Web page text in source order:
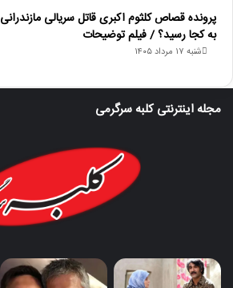
پرونده قصاص کلثوم اکبری قاتل سریالی مازندرانی
به کجا رسید؟ / فیلم توضیحات
شنبه ۱۷ مرداد ۱۴۰۵
مجله اینترنتی کلبه سرگرمی